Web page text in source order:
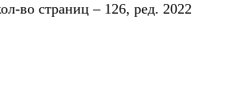
во страниц – 126, ред. 2022